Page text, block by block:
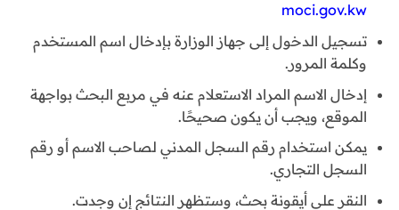
moci.gov.kw
تسجيل الدخول إلى جهاز الوزارة بإدخال اسم المستخدم
وكلمة المرور.
إدخال الاسم المراد الاستعلام عنه في مربع البحث بواجهة
الموقع، ويجب أن يكون صحيحًا.
يمكن استخدام رقم السجل المدني لصاحب الاسم أو رقم
السجل التجاري.
النقر على أيقونة بحث، وستظهر النتائج إن وجدت.